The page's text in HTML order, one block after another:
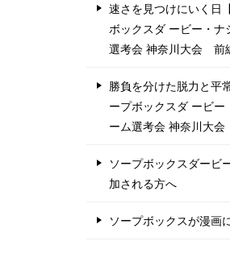
速さを見つけにいく日
ボックスダ ービー・ナ
選考会 神奈川⼤会 前
勝負を分けた脱力と平
ープボックスダ ービー
ーム選考会 神奈川⼤会
ソープボックスダービ
加される方へ
ソープボックスが漫画